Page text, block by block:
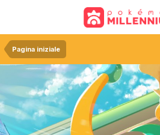
Pagina iniziale